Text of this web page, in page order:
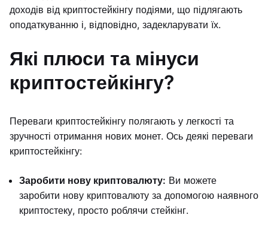
доходів від криптостейкінгу подіями, що підлягають
оподаткуванню і, відповідно, задекларувати їх.
Які плюси та мінуси
криптостейкінгу?
Переваги криптостейкінгу полягають у легкості та
зручності отримання нових монет. Ось деякі переваги
криптостейкінгу:
Заробити нову криптовалюту: Ви можете
заробити нову криптовалюту за допомогою наявного
криптостеку, просто роблячи стейкінг.